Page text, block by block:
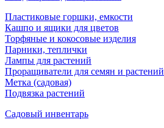
Пластиковые горшки, емкости
Кашпо и ящики для цветов
Торфяные и кокосовые изделия
Парники, теплички
Лампы для растений
Проращиватели для семян и растений
Метка (садовая)
Подвязка растений
Садовый инвентарь